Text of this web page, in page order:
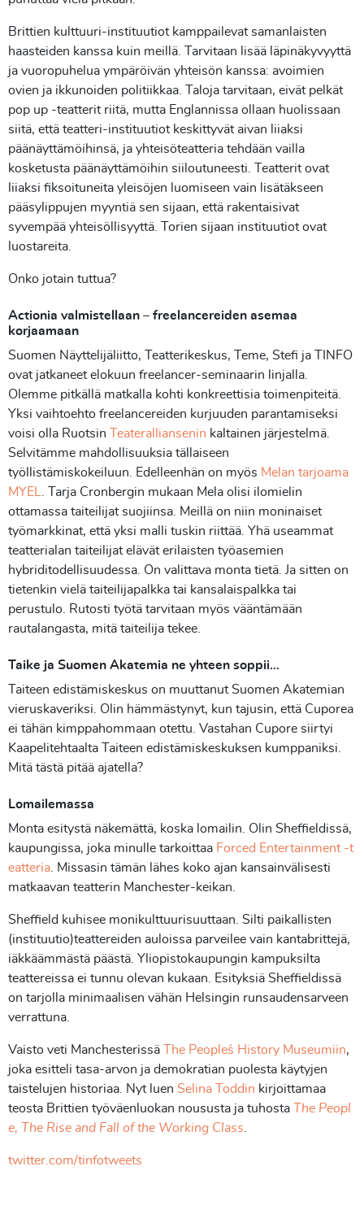
Brittien kulttuuri-instituutiot kamppailevat samanlaisten
haasteiden kanssa kuin meillä. Tarvitaan lisää läpinäkyvyyttä
ja vuoropuhelua ympäröivän yhteisön kanssa: avoimien
ovien ja ikkunoiden politiikkaa. Taloja tarvitaan, eivät pelkät
pop up -teatterit riitä, mutta Englannissa ollaan huolissaan
siitä, että teatteri-instituutiot keskittyvät aivan liiaksi
päänäyttämöihinsä, ja yhteisöteatteria tehdään vailla
kosketusta päänäyttämöihin siiloutuneesti. Teatterit ovat
liiaksi fiksoituneita yleisöjen luomiseen vain lisätäkseen
pääsylippujen myyntiä sen sijaan, että rakentaisivat
syvempää yhteisöllisyyttä. Torien sijaan instituutiot ovat
luostareita.
Onko jotain tuttua?
Actionia valmistellaan – freelancereiden asemaa
korjaamaan
Suomen Näyttelijäliitto, Teatterikeskus, Teme, Stefi ja TINFO
ovat jatkaneet elokuun freelancer-seminaarin linjalla.
Olemme pitkällä matkalla kohti konkreettisia toimenpiteitä.
Yksi vaihtoehto freelancereiden kurjuuden parantamiseksi
voisi olla Ruotsin
Teateralliansenin kaltainen järjestelmä.
Selvitämme mahdollisuuksia tällaiseen
työllistämiskokeiluun. Edelleenhän on myös Melan tarjoama
MYEL
. Tarja Cronbergin mukaan Mela olisi ilomielin
ottamassa taiteilijat suojiinsa. Meillä on niin moninaiset
työmarkkinat, että yksi malli tuskin riittää. Yhä useammat
teatterialan taiteilijat elävät erilaisten työasemien
hybriditodellisuudessa. On valittava monta tietä. Ja sitten on
tietenkin vielä taiteilijapalkka tai kansalaispalkka tai
perustulo. Rutosti työtä tarvitaan myös vääntämään
rautalangasta, mitä taiteilija tekee.
Taike ja Suomen Akatemia ne yhteen soppii…
Taiteen edistämiskeskus on muuttanut Suomen Akatemian
vieruskaveriksi. Olin hämmästynyt, kun tajusin, että Cuporea
ei tähän kimppahommaan otettu. Vastahan Cupore siirtyi
Kaapelitehtaalta Taiteen edistämiskeskuksen kumppaniksi.
Mitä tästä pitää ajatella?
Lomailemassa
Monta esitystä näkemättä, koska lomailin. Olin Sheffieldissä,
kaupungissa, joka minulle tarkoittaa Forced Entertainment -t
eatteria . Missasin tämän lähes koko ajan kansainvälisesti
matkaavan teatterin Manchester-keikan.
Sheffield kuhisee monikulttuurisuuttaan. Silti paikallisten
(instituutio)teattereiden auloissa parveilee vain kantabrittejä,
iäkkäämmästä päästä. Yliopistokaupungin kampuksilta
teattereissa ei tunnu olevan kukaan. Esityksiä Sheffieldissä
on tarjolla minimaalisen vähän Helsingin runsaudensarveen
verrattuna.
Vaisto veti Manchesterissä The People´s History Museumiin,
joka esitteli tasa-arvon ja demokratian puolesta käytyjen
taistelujen historiaa. Nyt luen Selina Toddin kirjoittamaa
teosta Brittien työväenluokan noususta ja tuhosta The Peopl
e, The Rise and Fall of the Working Class
twitter.com/tinfotweets